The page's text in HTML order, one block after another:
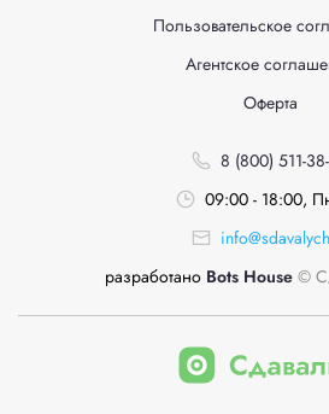
Пользовательское
Агентское
Оферта
8 (800) 511-
09:00 - 18:00,
разработано Bots House ©